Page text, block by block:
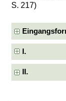
S. 217)
I.
II.